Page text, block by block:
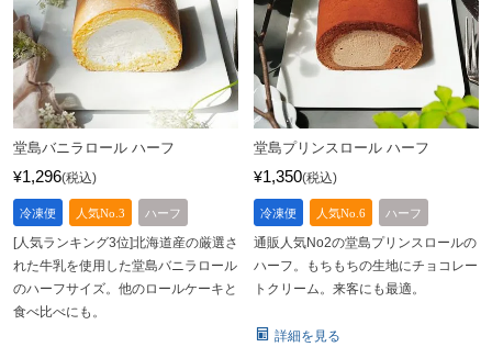
堂島バニラロール ハーフ
¥1,296 税込
冷凍便 人気No.3 ハーフ
[人気ランキング3位]北海道産の厳選さ
れた牛乳を使用した堂島バニラロール
のハーフサイズ。他のロールケーキと
食べ比べにも。
堂島プリンスロール ハーフ
¥1,350 税込
冷凍便 人気No.6 ハーフ
通販人気No2の堂島プリンスロールの
ハーフ。もちもちの生地にチョコレー
トクリーム。来客にも最適。
詳細を見る